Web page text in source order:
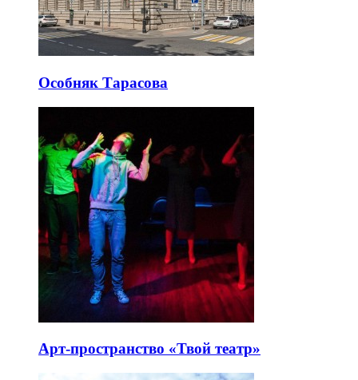
Особняк Тарасова
Арт-пространство «Твой театр»